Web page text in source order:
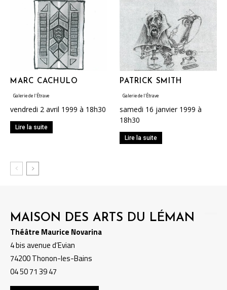
MARC CACHULO
Galerie de l’Étrave
vendredi 2 avril 1999 à 18h30
Lire la suite
PATRICK SMITH
Galerie de l’Étrave
samedi 16 janvier 1999 à
18h30
Lire la suite
MAISON DES ARTS DU LÉMAN
Théâtre Maurice Novarina
4 bis avenue d’Evian
74200 Thonon-les-Bains
04 50 71 39 47